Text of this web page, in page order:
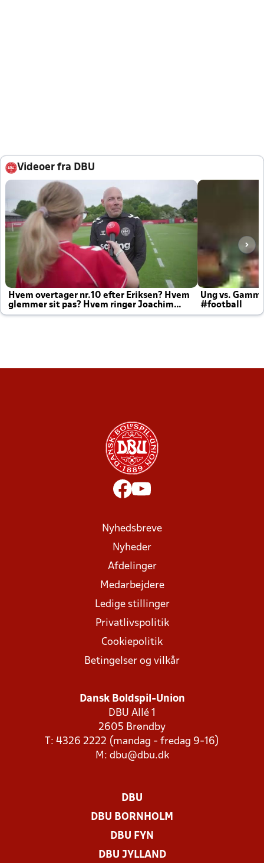
Videoer fra DBU
Hvem overtager nr.10 efter Eriksen? Hvem
glemmer sit pas? Hvem ringer Joachim
altid til efter kampe?
Ung vs.
#football
Nyhedsbreve
Nyheder
Afdelinger
Medarbejdere
Ledige stillinger
Privatlivspolitik
Cookiepolitik
Betingelser og vilkår
Dansk Boldspil-Union
DBU Allé 1
2605 Brøndby
T: 4326 2222 (mandag - fredag 9-16)
M: dbu@dbu.dk
DBU
DBU BORNHOLM
DBU FYN
DBU JYLLAND